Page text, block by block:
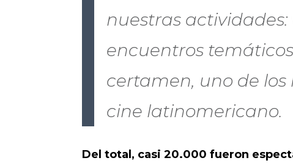
nuestras
encuentros
certamen, uno de
cine latinomericano.
Del total, casi 20.000 fueron